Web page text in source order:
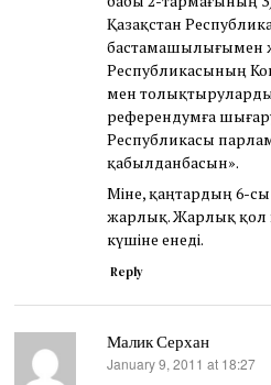
Қазақстан
бастамашылығымен
Республикасының
мен
референдумға
Республикасы
қабылданбасын».
Міне, қаңтардың 6-сы
жарлық. Жарлық қол
күшіне енеді.
Reply
Малик Серхан
says:
January 9, 2011 at 18:27